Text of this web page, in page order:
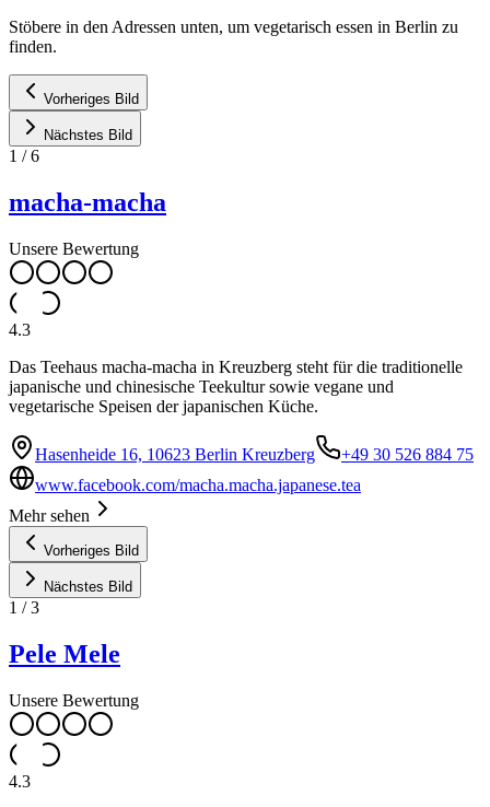
Stöbere in den Adressen unten, um vegetarisch essen in Berlin zu
finden.
Vorheriges Bild
Nächstes Bild
1 /6
macha-macha
Unsere Bewertung
4.3
Das Teehaus macha-macha in Kreuzberg steht für die traditionelle
japanische und chinesische Teekultur sowie vegane und
vegetarische Speisen der japanischen Küche.
Hasenheide 16, 10623 Berlin Kreuzberg
+49 30 526 884 75
www.facebook.com/macha.macha.japanese.tea
Mehr sehen
Vorheriges Bild
Nächstes Bild
1 /3
Pele Mele
Unsere Bewertung
4.3